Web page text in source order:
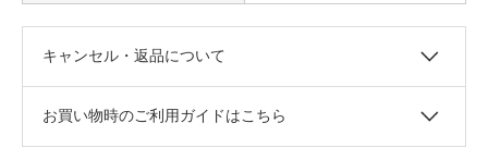
キャンセル・返品について
お買い物時のご利用ガイドはこちら